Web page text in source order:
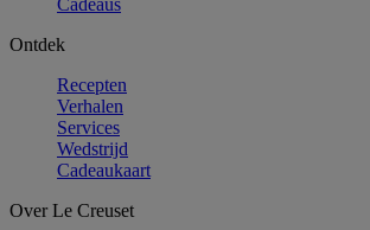
Ontdek
Recepten
Verhalen
Services
Wedstrijd
Cadeaukaart
Over Le Creuset